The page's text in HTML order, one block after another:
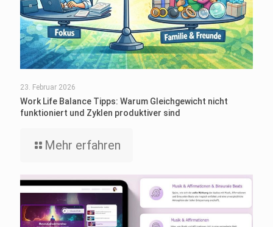
23. Februar 2026
Work Life Balance Tipps: Warum Gleichgewicht nicht
funktioniert und Zyklen produktiver sind
Mehr erfahren